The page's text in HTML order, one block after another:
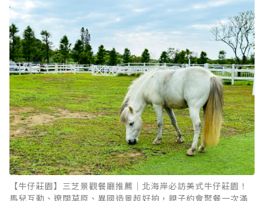
【牛仔莊園】三芝景觀餐廳推薦｜北海岸必訪美式牛仔莊園！
馬兒互動、遼闊草原、異國造景超好拍，親子約會聚餐一次滿